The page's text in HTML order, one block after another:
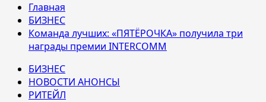
Главная
БИЗНЕС
Команда лучших: «ПЯТЁРОЧКА» получила три
награды премии INTERCOMM
БИЗНЕС
НОВОСТИ АНОНСЫ
РИТЕЙЛ